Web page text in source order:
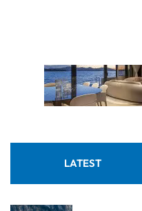
LATEST